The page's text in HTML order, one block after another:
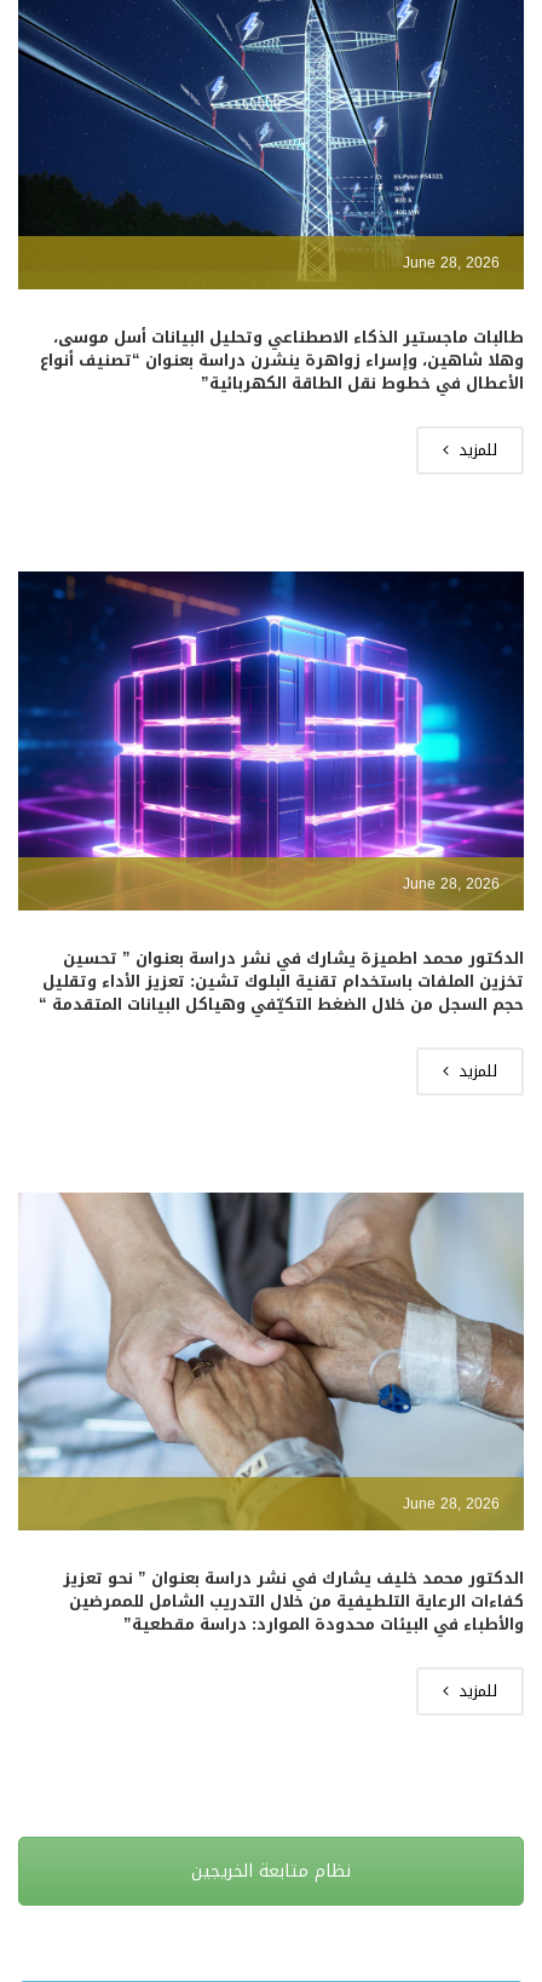
June 28, 2026
طالبات ماجستير الذكاء الاصطناعي وتحليل البيانات أسل موسى،
وهلا شاهين، وإسراء زواهرة ينشرن دراسة بعنوان “تصنيف أنواع
الأعطال في خطوط نقل الطاقة الكهربائية”
للمزيد
June 28, 2026
الدكتور محمد اطميزة يشارك في نشر دراسة بعنوان ” تحسين
تخزين الملفات باستخدام تقنية البلوك تشين: تعزيز الأداء وتقليل
حجم السجل من خلال الضغط التكيّفي وهياكل البيانات المتقدمة “
للمزيد
June 28, 2026
الدكتور محمد خليف يشارك في نشر دراسة بعنوان ” نحو تعزيز
كفاءات الرعاية التلطيفية من خلال التدريب الشامل للممرضين
والأطباء في البيئات محدودة الموارد: دراسة مقطعية”
للمزيد
نظام متابعة الخريجين